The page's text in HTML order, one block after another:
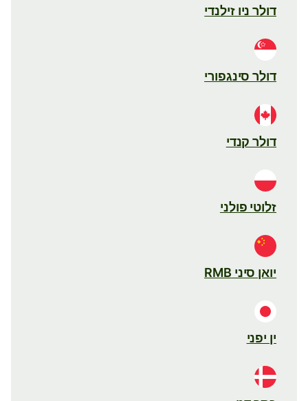
דולר ניו זילנדי
דולר סינגפורי
דולר קנדי
זלוטי פולני
יואן סיני RMB
ין יפני